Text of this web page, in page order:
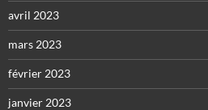
avril 2023
mars 2023
février 2023
janvier 2023